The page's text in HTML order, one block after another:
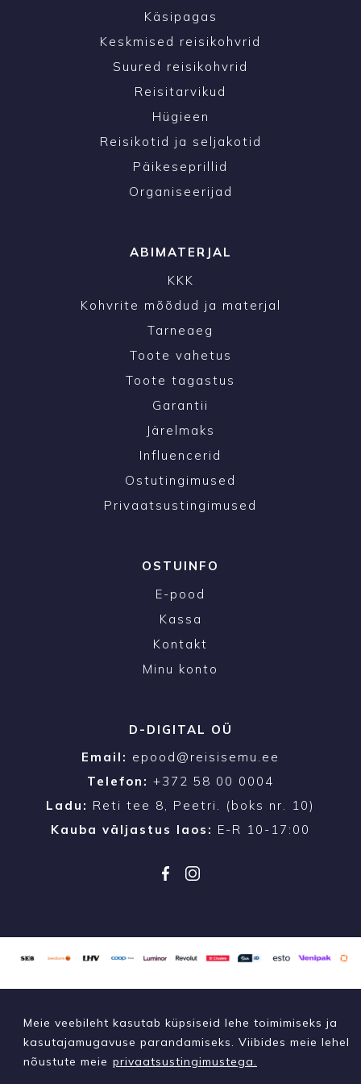
Meie veebileht kasutab küpsiseid lehe toimimiseks ja
kasutajamugavuse parandamiseks. Viibides meie lehel
nõustute meie privaatsustingimustega.
Käsipagas
Keskmised reisikohvrid
Suured reisikohvrid
Reisitarvikud
Hügieen
Reisikotid ja seljakotid
Päikeseprillid
Organiseerijad
ABIMATERJAL
KKK
Kohvrite mõõdud ja materjal
Tarneaeg
Toote vahetus
Toote tagastus
Garantii
Järelmaks
Influencerid
Ostutingimused
Privaatsustingimused
OSTUINFO
E-pood
Kassa
Kontakt
Minu konto
D-DIGITAL OÜ
Email: epood@reisisemu.ee
Telefon: +372 58 00 0004
Ladu: Reti tee 8, Peetri. (boks nr. 10)
Kauba väljastus laos: E-R 10-17:00